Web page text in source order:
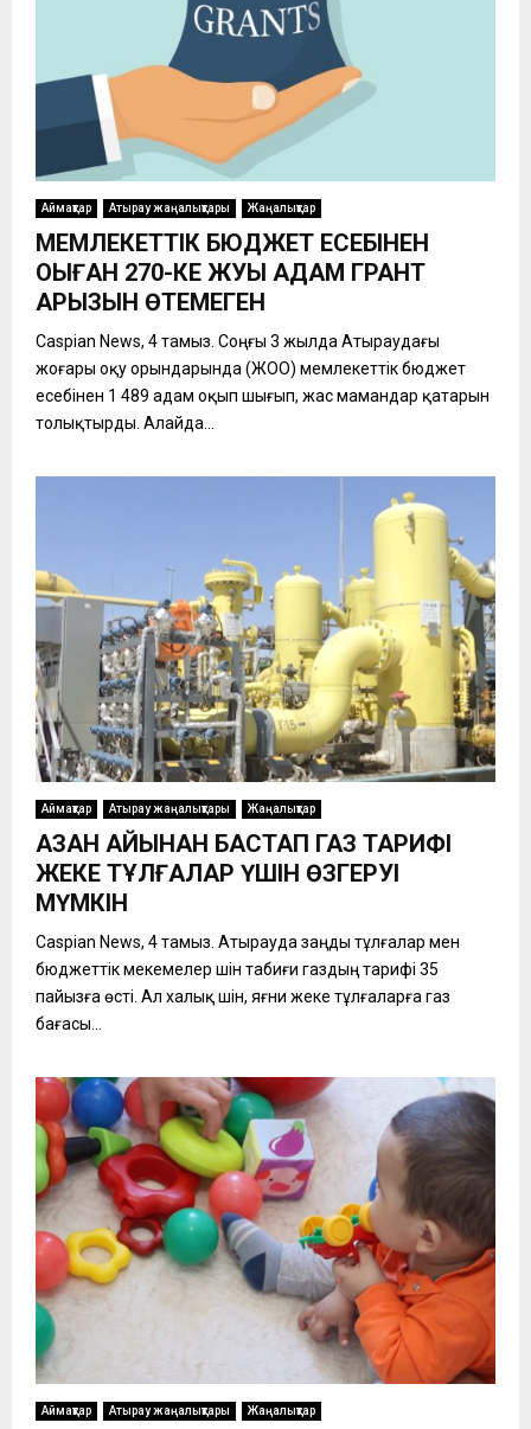
Аймақтар Атырау жаңалықтары Жаңалықтар
МЕМЛЕКЕТТІК БЮДЖЕТ ЕСЕБІНЕН
ОҚЫҒАН 270-КЕ ЖУЫҚ АДАМ ГРАНТ
ҚАРЫЗЫН ӨТЕМЕГЕН
Caspian News, 4 тамыз. Соңғы 3 жылда Атыраудағы
жоғары оқу орындарында (ЖОО) мемлекеттік бюджет
есебінен 1 489 адам оқып шығып, жас мамандар қатарын
толықтырды. Алайда...
Аймақтар Атырау жаңалықтары Жаңалықтар
ҚАЗАН АЙЫНАН БАСТАП ГАЗ ТАРИФІ
ЖЕКЕ ТҰЛҒАЛАР ҮШІН ӨЗГЕРУІ
МҮМКІН
Caspian News, 4 тамыз. Атырауда заңды тұлғалар мен
бюджеттік мекемелер үшін табиғи газдың тарифі 35
пайызға өсті. Ал халық үшін, яғни жеке тұлғаларға газ
бағасы...
Аймақтар Атырау жаңалықтары Жаңалықтар